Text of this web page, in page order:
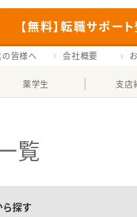
【無料】転職サポー
皆様へ 会社概要
薬学生 支店
覧
ら探す